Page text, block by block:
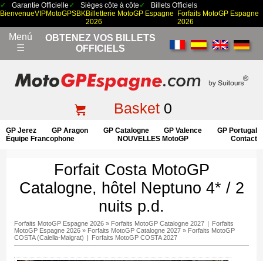
Garantie Officielle Sièges côte à côte
Billets Officiels
BienvenueVIPMotoGPSBKBilletterie MotoGP Espagne
2026
Forfaits MotoGP Espagne
2026
Menú
☰
OBTENEZ VOS BILLETS
OFFICIELS
Basket0
GP Jerez GP Aragon GP Catalogne GP Valence
GP Portugal
Équipe Francophone
NOUVELLES MotoGP Contact
Forfait Costa MotoGP
Catalogne, hôtel Neptuno 4* / 2
nuits p.d.
Forfaits MotoGP Espagne 2026» Forfaits MotoGP Catalogne 2027 | Forfaits
MotoGP Espagne 2026» Forfaits MotoGP Catalogne 2027» Forfaits MotoGP
COSTA (Calella-Malgrat) | Forfaits MotoGP COSTA 2027